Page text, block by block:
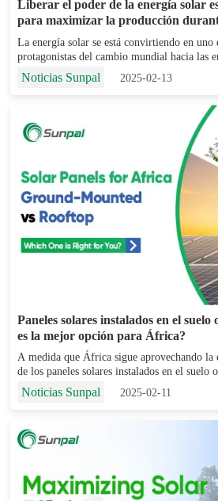
Liberar el poder de la energía solar
para maximizar la producción
La energía solar se está convirtiendo en uno
protagonistas del cambio mundial hacia las
renovables. Es fiable, eficiente y escalable.
fuente de energía, tiene sus retos. Una de las
Noticias Sunpal 2025-02-13
Paneles solares instalados en el
es la mejor opción para África?
A medida que África sigue aprovechando la
de los paneles solares instalados en el suelo
como una de las consideraciones más
empresas e incluso proyectos a gran escala.
Noticias Sunpal 2025-02-11